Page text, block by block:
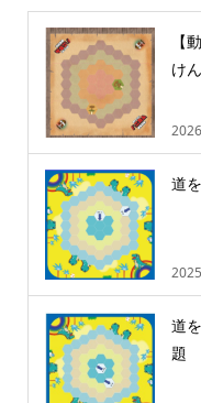
【
け
道
道
題